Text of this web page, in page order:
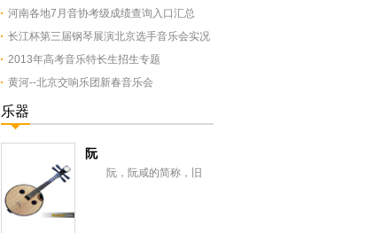
河南各地7月音协考级成绩查询入口汇总
长江杯第三届钢琴展演北京选手音乐会实况
2013年高考音乐特长生招生专题
黄河--北京交响乐团新春音乐会
乐器
阮
阮，阮咸的简称，旧